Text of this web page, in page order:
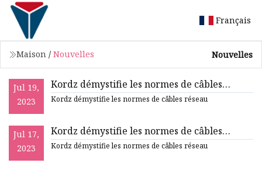
Français
Maison / Nouvelles Nouvelles
Jul 19,
2023
Kordz démystifie les normes de câbles
réseau
Kordz démystifie les normes de câbles réseau
Jul 17,
2023
Kordz démystifie les normes de câbles
réseau
Kordz démystifie les normes de câbles réseau